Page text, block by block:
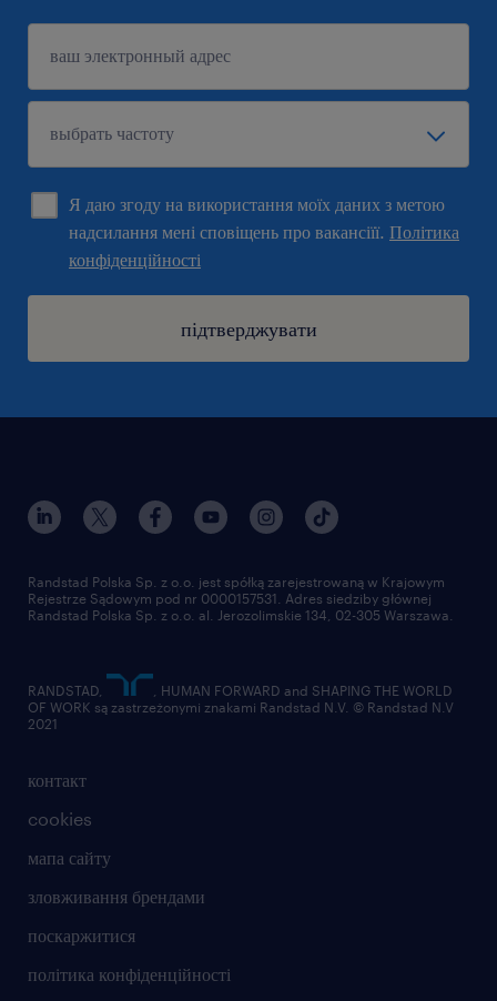
Я даю згоду на використання моїх даних з метою
надсилання мені сповіщень про вакансіїї. Політика
конфіденційності
підтверджувати
контакт
cookies
мапа сайту
зловживання брендами
поскаржитися
політика конфіденційності
Randstad Polska Sp. z o.o. jest spółką zarejestrowaną w Krajowym
Rejestrze Sądowym pod nr 0000157531. Adres siedziby głównej
Randstad Polska Sp. z o.o. al. Jerozolimskie 134, 02-305 Warszawa.
RANDSTAD,
, HUMAN FORWARD and SHAPING THE WORLD
OF WORK są zastrzeżonymi znakami Randstad N.V. © Randstad N.V
2021